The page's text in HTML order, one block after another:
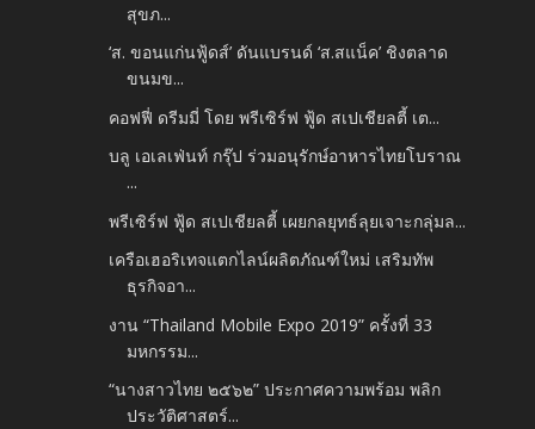
สุขภ...
‘ส. ขอนแก่นฟู้ดส์’ ดันแบรนด์ ‘ส.สแน็ค’ ชิงตลาด
ขนมข...
คอฟฟี่ ดรีมมี่ โดย พรีเซิร์ฟ ฟู้ด สเปเชียลตี้ เต...
บลู เอเลเฟ่นท์ กรุ๊ป ร่วมอนุรักษ์อาหารไทยโบราณ
...
พรีเซิร์ฟ ฟู้ด สเปเชียลตี้ เผยกลยุทธ์ลุยเจาะกลุ่มล...
เครือเฮอริเทจแตกไลน์ผลิตภัณฑ์ใหม่ เสริมทัพ
ธุรกิจอา...
งาน “Thailand Mobile Expo 2019” ครั้งที่ 33
มหกรรม...
“นางสาวไทย ๒๕๖๒” ประกาศความพร้อม พลิก
ประวัติศาสตร์...